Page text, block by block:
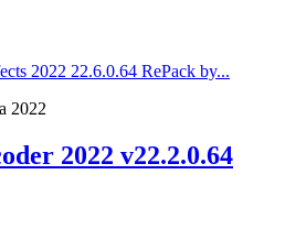
2022 22.6.0.64 RePack by...
2022
2022 v22.2.0.64